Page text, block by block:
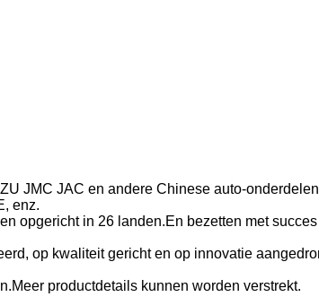
JMC JAC en andere Chinese auto-
enz.
opgericht in 26 landen.En bezetten met
op kwaliteit gericht en op innovatie
productdetails kunnen worden verstrekt.